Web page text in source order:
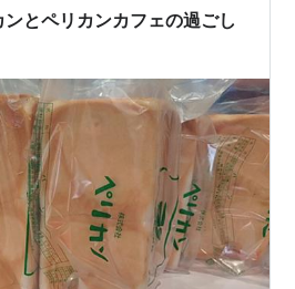
とペリカンカフェの過ごし